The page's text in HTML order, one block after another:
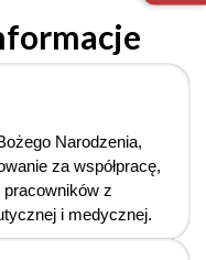
Tak, mam
Narodzenia,
za współpracę,
pracowników z
i medycznej.